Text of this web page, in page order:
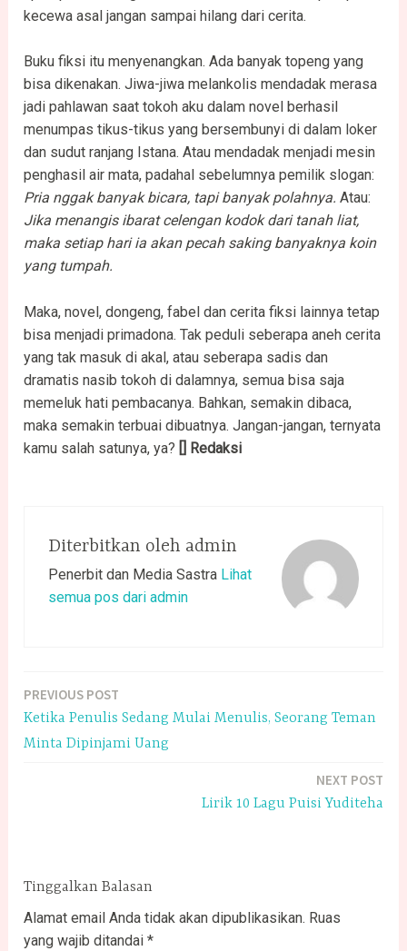
kecewa asal jangan sampai hilang dari cerita.
Buku fiksi itu menyenangkan. Ada banyak topeng yang
bisa dikenakan. Jiwa-jiwa melankolis mendadak merasa
jadi pahlawan saat tokoh aku dalam novel berhasil
menumpas tikus-tikus yang bersembunyi di dalam loker
dan sudut ranjang Istana. Atau mendadak menjadi mesin
penghasil air mata, padahal sebelumnya pemilik slogan:
Pria nggak banyak bicara, tapi banyak polahnya. Atau:
Jika menangis ibarat celengan kodok dari tanah liat,
maka setiap hari ia akan pecah saking banyaknya koin
yang tumpah.
Maka, novel, dongeng, fabel dan cerita fiksi lainnya tetap
bisa menjadi primadona. Tak peduli seberapa aneh cerita
yang tak masuk di akal, atau seberapa sadis dan
dramatis nasib tokoh di dalamnya, semua bisa saja
memeluk hati pembacanya. Bahkan, semakin dibaca,
maka semakin terbuai dibuatnya. Jangan-jangan, ternyata
kamu salah satunya, ya? [] Redaksi
Diterbitkan oleh admin
Penerbit dan Media Sastra Lihat
semua pos dari admin
Navigasi
PREVIOUS POST
Ketika Penulis Sedang Mulai Menulis, Seorang Teman
Minta Dipinjami Uang
NEXT POST
Lirik 10 Lagu Puisi Yuditeha
Tinggalkan Balasan
Alamat email Anda tidak akan dipublikasikan. Ruas
yang wajib ditandai*